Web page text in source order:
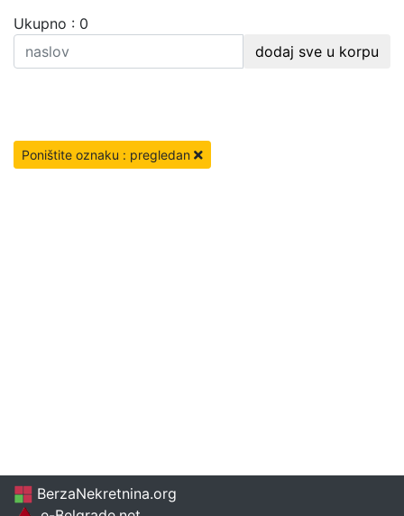
Ukupno : 0
dodaj sve u korpu
Poništite oznaku : pregledan
BerzaNekretnina.org